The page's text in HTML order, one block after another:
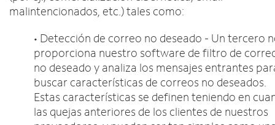
malintencionados, etc.) tales como:
• Detección de correo no deseado - Un tercero
proporciona nuestro software de filtro de
no deseado y analiza los mensajes entrantes
buscar características de correos no deseados.
Estas características se definen teniendo en
las quejas anteriores de los clientes de nuestros